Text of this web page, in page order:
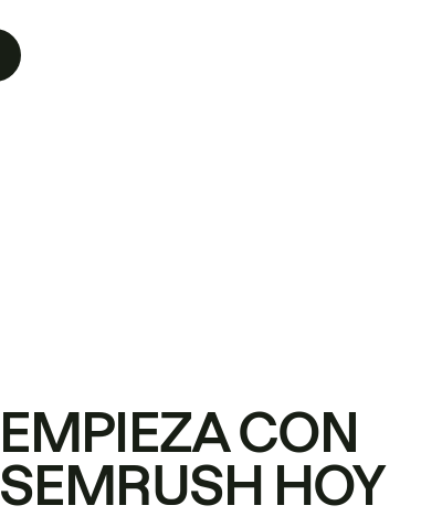
EMPIEZA CON
SEMRUSH HOY